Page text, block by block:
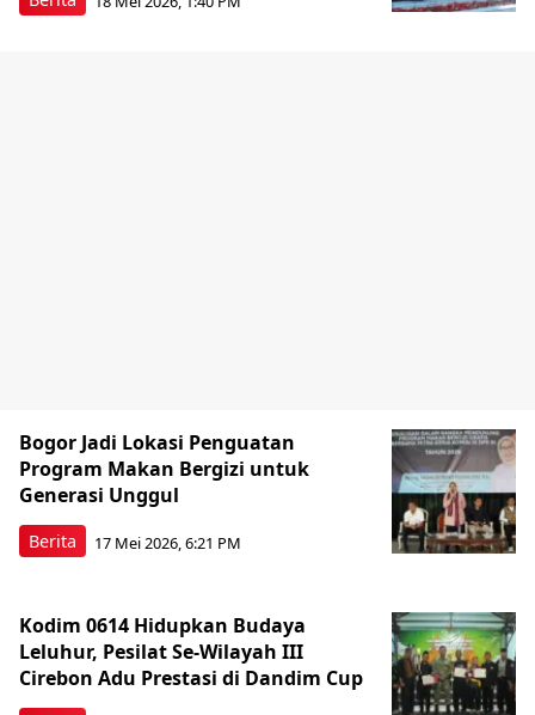
Berita
Bogor Jadi Lokasi Penguatan
Program Makan Bergizi untuk
Generasi Unggul
17 Mei 2026, 6:21 PM
Kodim 0614 Hidupkan Budaya
Leluhur, Pesilat Se-Wilayah III
Cirebon Adu Prestasi di Dandim Cup